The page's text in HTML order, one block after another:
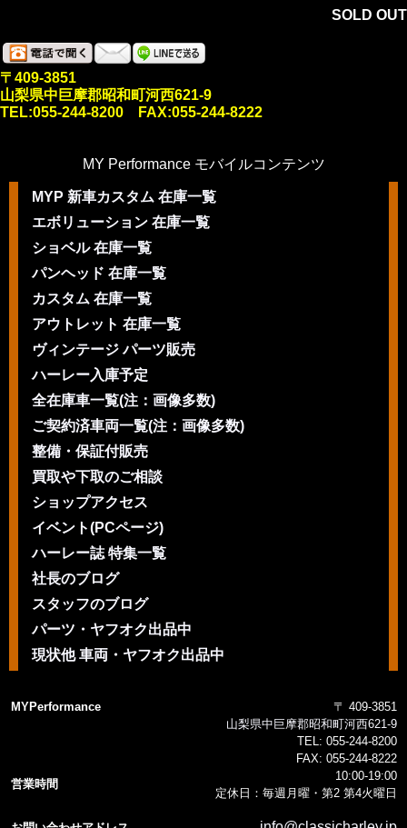
SOLD OUT
〒409-3851
山梨県中巨摩郡昭和町河西621-9
TEL:055-244-8200 FAX:055-244-8222
MY Performance モバイルコンテンツ
MYP 新車カスタム 在庫一覧
エボリューション 在庫一覧
ショベル 在庫一覧
パンヘッド 在庫一覧
カスタム 在庫一覧
アウトレット 在庫一覧
ヴィンテージ パーツ販売
ハーレー入庫予定
全在庫車一覧(注：画像多数)
ご契約済車両一覧(注：画像多数)
整備・保証付販売
買取や下取のご相談
ショップアクセス
イベント(PCページ)
ハーレー誌 特集一覧
社長のブログ
スタッフのブログ
パーツ・ヤフオク出品中
現状他 車両・ヤフオク出品中
MYPerformance
〒 409-3851
山梨県中巨摩郡昭和町河西621-9
TEL: 055-244-8200
FAX: 055-244-8222
営業時間
10:00-19:00
定休日：毎週月曜・第2 第4火曜日